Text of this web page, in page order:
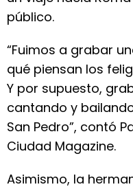
público.
“Fuimos a grabar
qué piensan los
Y por supuesto,
cantando y
San Pedro”, contó
Ciudad Magazine.
Asimismo, la